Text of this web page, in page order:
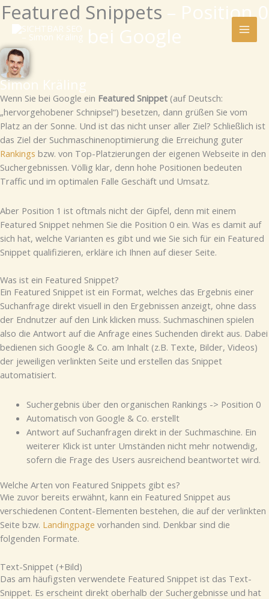
Zum
Inhalt
springen
Featured Snippets – Position 0
bei Google
Simon Kräling
Wenn Sie bei Google ein Featured Snippet (auf Deutsch:
„hervorgehobener Schnipsel“) besetzen, dann grüßen Sie vom
Platz an der Sonne. Und ist das nicht unser aller Ziel? Schließlich ist
das Ziel der Suchmaschinenoptimierung die Erreichung guter
Rankings bzw. von Top-Platzierungen der eigenen Webseite in den
Suchergebnissen. Völlig klar, denn hohe Positionen bedeuten
Traffic und im optimalen Falle Geschäft und Umsatz.
Aber Position 1 ist oftmals nicht der Gipfel, denn mit einem
Featured Snippet nehmen Sie die Position 0 ein. Was es damit auf
sich hat, welche Varianten es gibt und wie Sie sich für ein Featured
Snippet qualifizieren, erkläre ich Ihnen auf dieser Seite.
Was ist ein Featured Snippet?
Ein Featured Snippet ist ein Format, welches das Ergebnis einer
Suchanfrage direkt visuell in den Ergebnissen anzeigt, ohne dass
der Endnutzer auf den Link klicken muss. Suchmaschinen spielen
also die Antwort auf die Anfrage eines Suchenden direkt aus. Dabei
bedienen sich Google & Co. am Inhalt (z.B. Texte, Bilder, Videos)
der jeweiligen verlinkten Seite und erstellen das Snippet
automatisiert.
Suchergebnis über den organischen Rankings -> Position 0
Automatisch von Google & Co. erstellt
Antwort auf Suchanfragen direkt in der Suchmaschine. Ein
weiterer Klick ist unter Umständen nicht mehr notwendig,
sofern die Frage des Users ausreichend beantwortet wird.
Welche Arten von Featured Snippets gibt es?
Wie zuvor bereits erwähnt, kann ein Featured Snippet aus
verschiedenen Content-Elementen bestehen, die auf der verlinkten
Seite bzw. Landingpage vorhanden sind. Denkbar sind die
folgenden Formate.
Text-Snippet (+Bild)
Das am häufigsten verwendete Featured Snippet ist das Text-
Snippet. Es erscheint direkt oberhalb der Suchergebnisse und hat